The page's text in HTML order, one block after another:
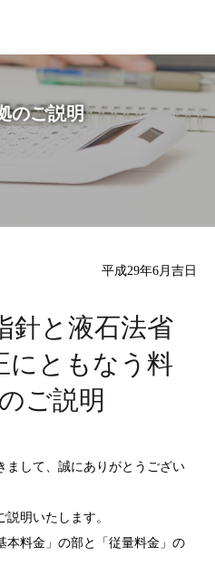
のご説明
平成29年6月吉日
針と液石法省
にともなう料
ご説明
まして、誠にありがとうござい
明いたします。
本料金」の部と「従量料金」の